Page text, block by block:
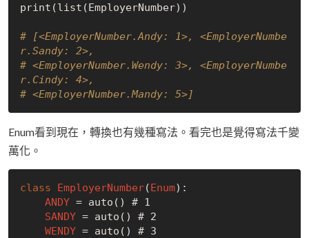
print(list(EmployerNumber))
# [<EmployerNumber.Andy: 1>, <EmployerNumbe
r.Sandy: 2>,
# <EmployerNumber.Wendy: 3>, <EmployerNumbe
r.Cindy: 4>,
# <EmployerNumber.Mandy: 5>]
Enum看到現在，轉換也有幾種寫法。看完也是覺得寫法千變
萬化。
class EmployerNumber(Enum):
ANDY = auto() # 1
SANDY = auto() # 2
WENDY = auto() # 3